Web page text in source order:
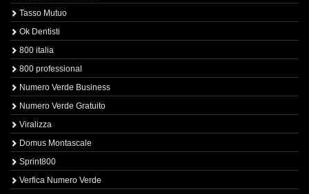
Tasso Mutuo
Ok Dentisti
800 italia
800 professional
Numero Verde Business
Numero Verde Gratuito
Viralizza
Domus Montascale
Sprint800
Verfica Numero Verde